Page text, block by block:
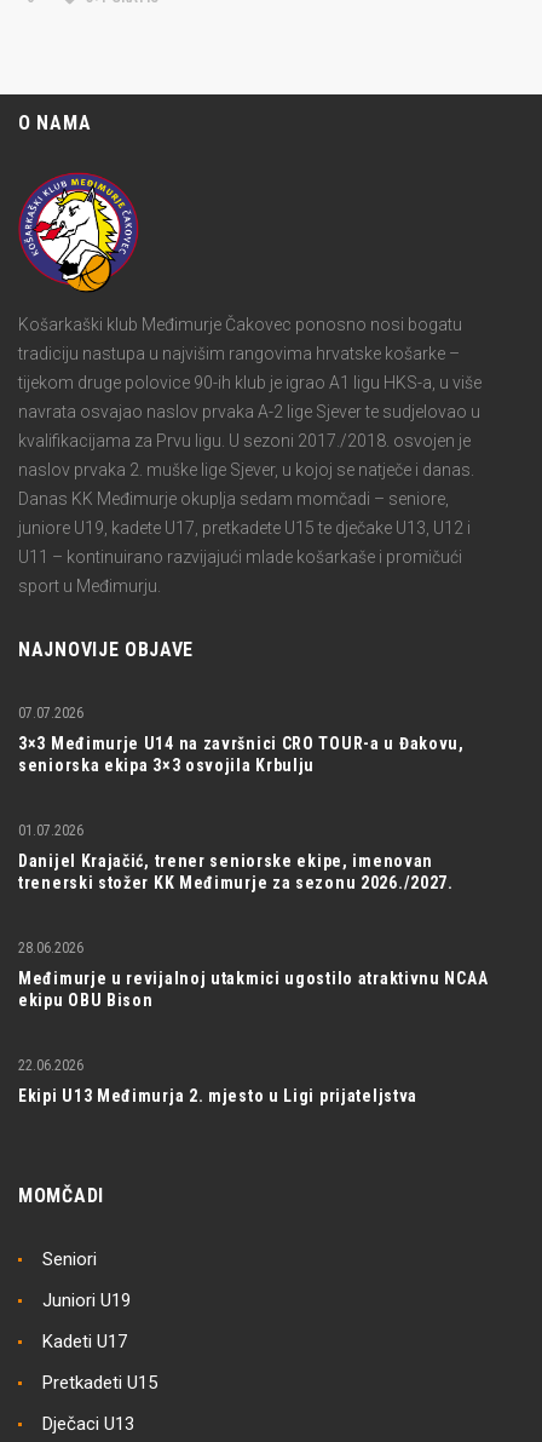
O NAMA
Košarkaški klub Međimurje Čakovec ponosno nosi bogatu
tradiciju nastupa u najvišim rangovima hrvatske košarke –
tijekom druge polovice 90-ih klub je igrao A1 ligu HKS-a, u više
navrata osvajao naslov prvaka A-2 lige Sjever te sudjelovao u
kvalifikacijama za Prvu ligu. U sezoni 2017./2018. osvojen je
naslov prvaka 2. muške lige Sjever, u kojoj se natječe i danas.
Danas KK Međimurje okuplja sedam momčadi – seniore,
juniore U19, kadete U17, pretkadete U15 te dječake U13, U12 i
U11 – kontinuirano razvijajući mlade košarkaše i promičući
sport u Međimurju.
NAJNOVIJE OBJAVE
3×3 Međimurje U14 na završnici CRO TOUR-a u Đakovu,
seniorska ekipa 3×3 osvojila Krbulju
07.07.2026
Danijel Krajačić, trener seniorske ekipe, imenovan
trenerski stožer KK Međimurje za sezonu 2026./2027.
01.07.2026
Međimurje u revijalnoj utakmici ugostilo atraktivnu NCAA
ekipu OBU Bison
28.06.2026
Ekipi U13 Međimurja 2. mjesto u Ligi prijateljstva
22.06.2026
MOMČADI
Seniori
Juniori U19
Kadeti U17
Pretkadeti U15
Dječaci U13